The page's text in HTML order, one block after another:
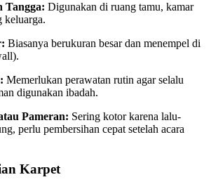
Tangga: Digunakan di ruang tamu, kamar
keluarga.
Biasanya berukuran besar dan menempel di
Memerlukan perawatan rutin agar selalu
digunakan ibadah.
Pameran: Sering kotor karena lalu-
perlu pembersihan cepat setelah acara
Karpet